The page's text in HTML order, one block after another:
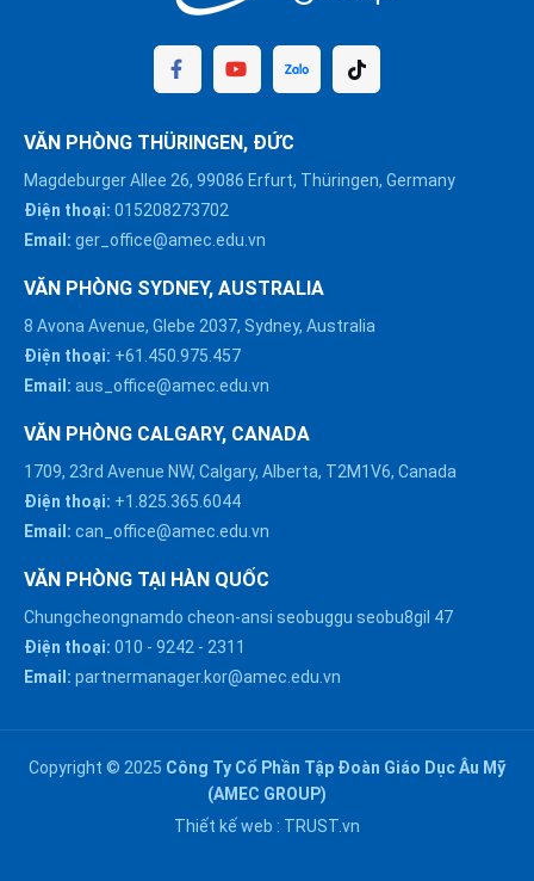
VĂN PHÒNG THÜRINGEN, ĐỨC
Magdeburger Allee 26, 99086 Erfurt, Thüringen, Germany
Điện thoại: 015208273702
Email: ger_office@amec.edu.vn
VĂN PHÒNG SYDNEY, AUSTRALIA
8 Avona Avenue, Glebe 2037, Sydney, Australia
Điện thoại: +61.450.975.457
Email: aus_office@amec.edu.vn
VĂN PHÒNG CALGARY, CANADA
1709, 23rd Avenue NW, Calgary, Alberta, T2M1V6, Canada
Điện thoại: +1.825.365.6044
Email: can_office@amec.edu.vn
VĂN PHÒNG TẠI HÀN QUỐC
Chungcheongnamdo cheon-ansi seobuggu seobu8gil 47
Điện thoại: 010 - 9242 - 2311
Email: partnermanager.kor@amec.edu.vn
Copyright © 2025 Công Ty Cổ Phần Tập Đoàn Giáo Dục Âu Mỹ
(AMEC GROUP)
Thiết kế web : TRUST.vn
HÀ NỘI :
0914863466
ĐÀ NẴNG :
0916082128
HỒ CHÍ MINH :
Chat với chúng tôi trên
Zalo